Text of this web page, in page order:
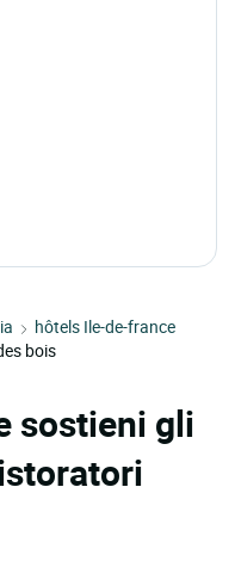
hôtels Ile-de-france
bois
sostieni gli